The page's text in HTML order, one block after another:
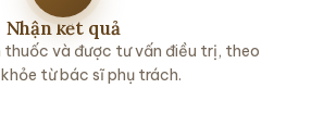
Nhận kết quả
thuốc và được tư vấn điều trị, theo
từ bác sĩ phụ trách.